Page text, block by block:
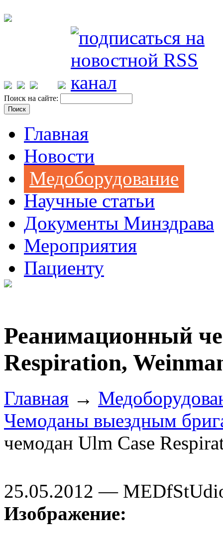
Поиск на сайте:
Главная
Новости
Медоборудование
Научные статьи
Документы Минздрава
Мероприятия
Пациенту
Реанимационный
Respiration,
Главная →
Чемоданы выездным
чемодан Ulm Case
25.05.2012 —
Изображение: